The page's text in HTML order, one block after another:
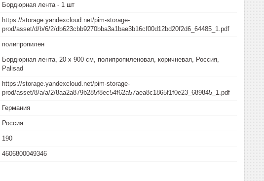
Бордюрная лента - 1 шт
https://storage.yandexcloud.net/pim-storage-
prod/asset/d/b/6/2/db623cbb9270bba3a1bae3b16cf00d12bd20f2d6_64485_1.pdf
полипропилен
Бордюрная лента, 20 х 900 см, полипропиленовая, коричневая, Россия,
Palisad
https://storage.yandexcloud.net/pim-storage-
prod/asset/8/a/a/2/8aa2a879b285f8ec54f62a57aea8c1865f1f0e23_689845_1.pdf
Германия
Россия
190
4606800049346